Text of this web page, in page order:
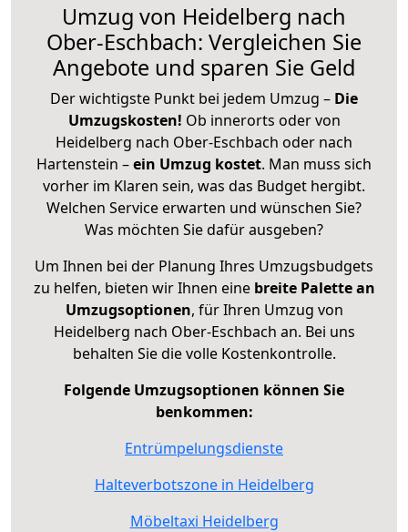
Umzug von Heidelberg nach
Ober-Eschbach: Vergleichen Sie
Angebote und sparen Sie Geld
Der wichtigste Punkt bei jedem Umzug – Die
Umzugskosten! Ob innerorts oder von
Heidelberg nach Ober-Eschbach oder nach
Hartenstein –ein Umzug kostet. Man muss sich
vorher im Klaren sein, was das Budget hergibt.
Welchen Service erwarten und wünschen Sie?
Was möchten Sie dafür ausgeben?
Um Ihnen bei der Planung Ihres Umzugsbudgets
zu helfen, bieten wir Ihnen eine breite Palette an
Umzugsoptionen, für Ihren Umzug von
Heidelberg nach Ober-Eschbach an. Bei uns
behalten Sie die volle Kostenkontrolle.
Folgende Umzugsoptionen können Sie
benkommen:
Entrümpelungsdienste
Halteverbotszone in Heidelberg
Möbeltaxi Heidelberg